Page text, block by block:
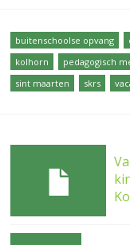
buitenschoolse opvang
kolhorn
pedagogisch
sint maarten
skrs